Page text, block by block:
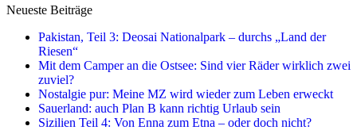
Neueste Beiträge
Pakistan, Teil 3: Deosai Nationalpark – durchs „Land der
Riesen“
Mit dem Camper an die Ostsee: Sind vier Räder wirklich zwei
zuviel?
Nostalgie pur: Meine MZ wird wieder zum Leben erweckt
Sauerland: auch Plan B kann richtig Urlaub sein
Sizilien Teil 4: Von Enna zum Etna – oder doch nicht?